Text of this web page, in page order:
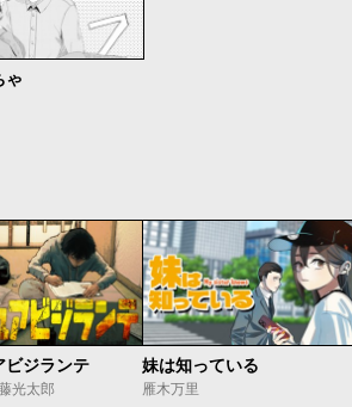
ゃ
ビジランテ
光太郎
妹は知っている
雁木万里